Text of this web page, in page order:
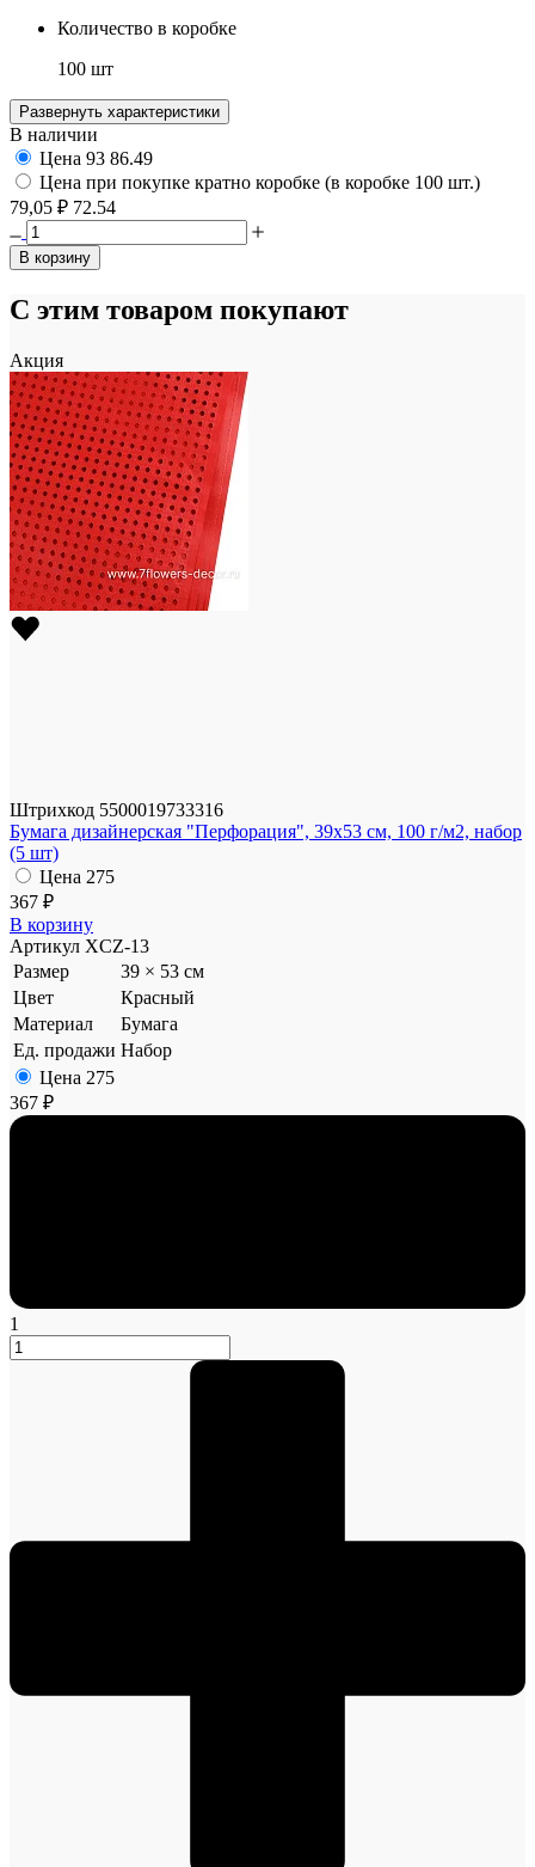
Количество в коробке
100 шт
Развернуть характеристики
В наличии
Цена 93 86.49
Цена при покупке кратно коробке (в коробке 100 шт.)
79,05 ₽ 72.54
В корзину
С этим товаром покупают
Акция
Штрихкод 5500019733316
Бумага дизайнерская "Перфорация", 39x53 см, 100 г/м2, набор
(5 шт)
Цена 275
367 ₽
В корзину
Артикул XCZ-13
Размер
39 × 53 см
Цвет
Красный
Материал
Бумага
Ед. продажи Набор
Цена 275
367 ₽
1